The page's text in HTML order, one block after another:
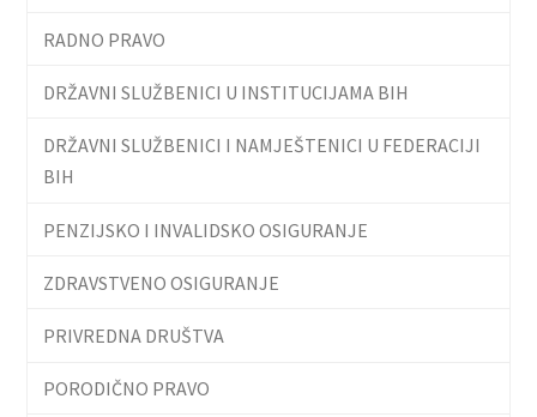
RADNO PRAVO
DRŽAVNI SLUŽBENICI U INSTITUCIJAMA BIH
DRŽAVNI SLUŽBENICI I NAMJEŠTENICI U FEDERACIJI
BIH
PENZIJSKO I INVALIDSKO OSIGURANJE
ZDRAVSTVENO OSIGURANJE
PRIVREDNA DRUŠTVA
PORODIČNO PRAVO